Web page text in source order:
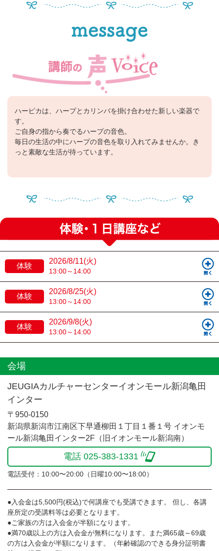
ハーピカは、ハープとカリンバを掛け合わせた新しい楽器で
す。
ご自身の指から奏でるハープの音色。
毎日の生活の中にハープの音色を取り入れてみませんか。き
っと素敵な生活が待っています。
体験
2026/8/11(火)
13:00～14:00
体験
2026/8/25(火)
13:00～14:00
体験
2026/9/8(火)
13:00～14:00
会場
JEUGIAカルチャーセンターイオンモール新潟亀田
インター
〒950-0150
新潟県新潟市江南区下早通柳田１丁目１番１号 イオンモ
ール新潟亀田インター2F（旧イオンモール新潟南）
電話 025-383-1331
電話受付：10:00〜20:00（日曜10:00〜18:00）
●入会金は5,500円(税込)で何講座でも受講できます。 但し、各講
座所定の受講料等は必要となります。
●ご家族の方は入会金が半額になります。
●満70歳以上の方は入会金が無料になります。また満65歳～69歳
の方は入会金が半額になります。（年齢確認のできる身分証明書